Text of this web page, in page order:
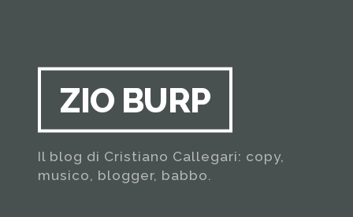
ZIO BURP
Il blog di Cristiano Callegari: copy,
musico, blogger, babbo.